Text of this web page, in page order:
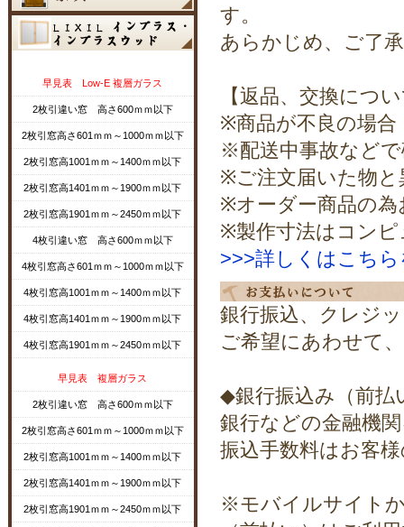
早見表 Low-E 複層ガラス
2枚引違い窓 高さ600ｍｍ以下
2枚引窓高さ601ｍｍ～1000ｍｍ以下
2枚引窓高1001ｍｍ～1400ｍｍ以下
2枚引窓高1401ｍｍ～1900ｍｍ以下
2枚引窓高1901ｍｍ～2450ｍｍ以下
4枚引違い窓 高さ600ｍｍ以下
4枚引窓高さ601ｍｍ～1000ｍｍ以下
4枚引窓高1001ｍｍ～1400ｍｍ以下
4枚引窓高1401ｍｍ～1900ｍｍ以下
4枚引窓高1901ｍｍ～2450ｍｍ以下
早見表 複層ガラス
2枚引違い窓 高さ600ｍｍ以下
2枚引窓高さ601ｍｍ～1000ｍｍ以下
2枚引窓高1001ｍｍ～1400ｍｍ以下
2枚引窓高1401ｍｍ～1900ｍｍ以下
2枚引窓高1901ｍｍ～2450ｍｍ以下
す。
あらかじめ、ご了
【返品、交換につ
※商品が不良の場合
※配送中事故など
※ご注文届いた物
※オーダー商品の為
※製作寸法はコン
>>>詳しくはこち
銀行振込、クレジ
ご希望にあわせて
◆銀行振込み（前払
銀行などの金融機
振込手数料はお客
※モバイルサイト